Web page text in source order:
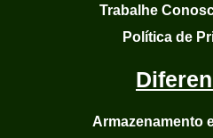
Trabalhe
Política de
Armazenamento